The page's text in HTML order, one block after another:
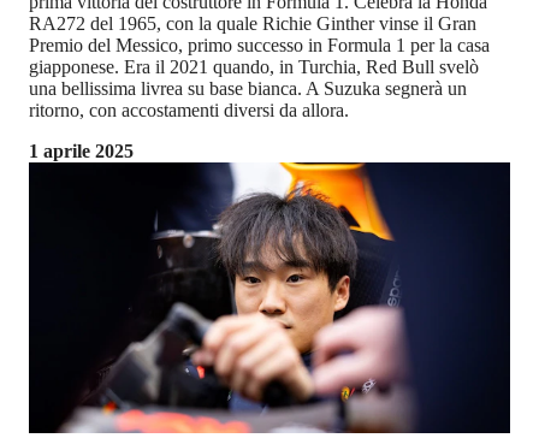
RA272 del 1965, con la quale Richie Ginther vinse il Gran
Premio del Messico, primo successo in Formula 1 per la casa
giapponese. Era il 2021 quando, in Turchia, Red Bull svelò
una bellissima livrea su base bianca. A Suzuka segnerà un
ritorno, con accostamenti diversi da allora.
1 aprile 2025